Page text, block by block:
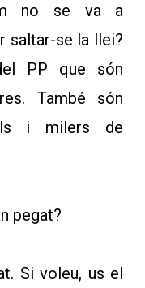
no se va a
saltar-se la llei?
PP que són
També són
i milers de
pegat?
Si voleu, us el